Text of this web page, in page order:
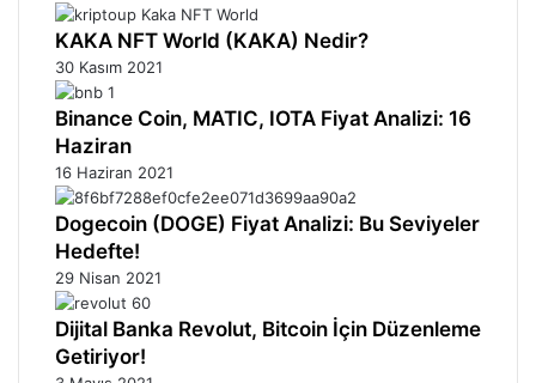
KAKA NFT World (KAKA) Nedir?
30 Kasım 2021
Binance Coin, MATIC, IOTA Fiyat Analizi: 16
Haziran
16 Haziran 2021
Dogecoin (DOGE) Fiyat Analizi: Bu Seviyeler
Hedefte!
29 Nisan 2021
Dijital Banka Revolut, Bitcoin İçin Düzenleme
Getiriyor!